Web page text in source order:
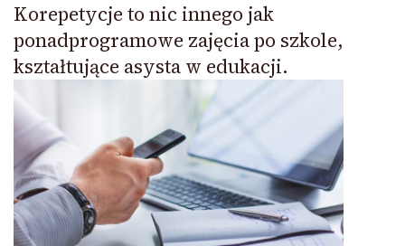
Korepetycje to nic innego jak
ponadprogramowe zajęcia po szkole,
kształtujące asysta w edukacji.